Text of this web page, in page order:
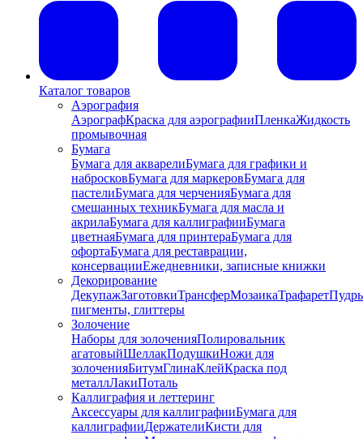
Каталог товаров
Аэрография
АэрографКраска для аэрографииПленкаЖидкость
промывочная
Бумага
Бумага для акварелиБумага для графики и
набросковБумага для маркеровБумага для
пастелиБумага для черченияБумага для
смешанных техникБумага для масла и
акрилаБумага для каллиграфииБумага
цветнаяБумага для принтераБумага для
офортаБумага для реставрации,
консервацииЕжедневники, записные книжки
Декорирование
ДекупажЗаготовкиТрансферМозаикаТрафарет
пигменты, глиттеры
Золочение
Наборы для золоченияПолировальник
агатовыйШеллакПодушкиНожи для
золоченияБитумГлинаКлейКраска под
металлЛакиПоталь
Каллиграфия и леттеринг
Аксессуары для каллиграфииБумага для
каллиграфииДержателиКисти для